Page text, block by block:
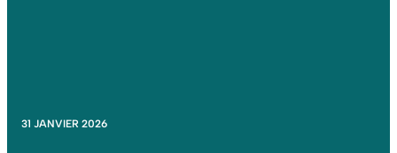
31 JANVIER 2026